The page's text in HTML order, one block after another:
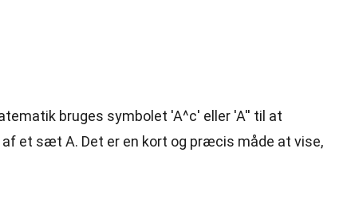
bruges symbolet 'A^c' eller 'A'' til at
et sæt A. Det er en kort og præcis måde at vise,